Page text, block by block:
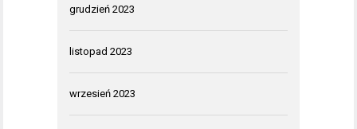
grudzień 2023
listopad 2023
wrzesień 2023